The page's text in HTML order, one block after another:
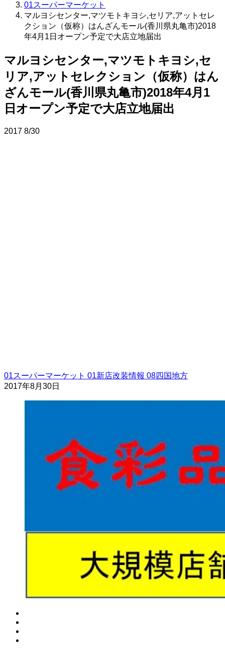
01スーパーマーケット
マルヨシセンター,マツモトキヨシ,セリア,アットセレ
クション（仮称）はんざんモール(香川県丸亀市)2018
年4月1日オープン予定で大店立地届出
マルヨシセンター,マツモトキヨシ,セ
リア,アットセレクション（仮称）はん
ざんモール(香川県丸亀市)2018年4月1
日オープン予定で大店立地届出
2017 8/30
01スーパーマーケット 01新店改装情報 08四国地方
2017年8月30日